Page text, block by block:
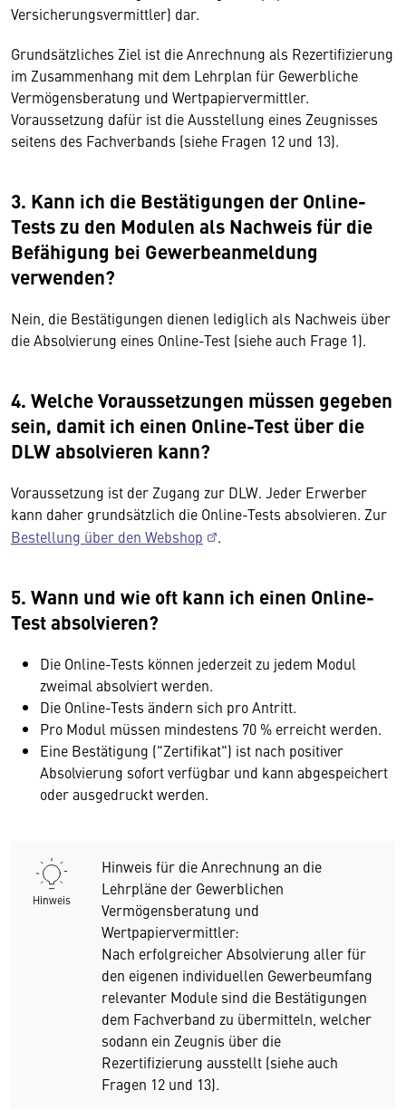
Versicherungsvermittler) dar.
Grundsätzliches Ziel ist die Anrechnung als Rezertifizierung
im Zusammenhang mit dem Lehrplan für Gewerbliche
Vermögensberatung und Wertpapiervermittler.
Voraussetzung dafür ist die Ausstellung eines Zeugnisses
seitens des Fachverbands (siehe Fragen 12 und 13).
3. Kann ich die Bestätigungen der Online-
Tests zu den Modulen als Nachweis für die
Befähigung bei Gewerbeanmeldung
verwenden?
Nein, die Bestätigungen dienen lediglich als Nachweis über
die Absolvierung eines Online-Test (siehe auch Frage 1).
4. Welche Voraussetzungen müssen gegeben
sein, damit ich einen Online-Test über die
DLW absolvieren kann?
Voraussetzung ist der Zugang zur DLW. Jeder Erwerber
kann daher grundsätzlich die Online-Tests absolvieren. Zur
Bestellung über den Webshop
.
5. Wann und wie oft kann ich einen Online-
Test absolvieren?
Die Online-Tests können jederzeit zu jedem Modul
zweimal absolviert werden.
Die Online-Tests ändern sich pro Antritt.
Pro Modul müssen mindestens 70 % erreicht werden.
Eine Bestätigung ("Zertifikat") ist nach positiver
Absolvierung sofort verfügbar und kann abgespeichert
oder ausgedruckt werden.
Hinweis
Hinweis für die Anrechnung an die
Lehrpläne der Gewerblichen
Vermögensberatung und
Wertpapiervermittler:
Nach erfolgreicher Absolvierung aller für
den eigenen individuellen Gewerbeumfang
relevanter Module sind die Bestätigungen
dem Fachverband zu übermitteln, welcher
sodann ein Zeugnis über die
Rezertifizierung ausstellt (siehe auch
Fragen 12 und 13).